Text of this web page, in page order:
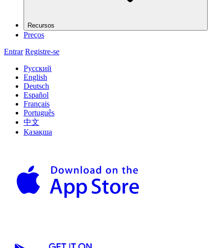
Recursos
Preços
Entrar Registre-se
Русский
English
Deutsch
Español
Français
Português
中文
Қазақша